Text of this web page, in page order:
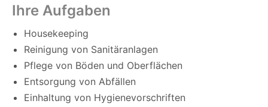
Ihre Aufgaben
Housekeeping
Reinigung von Sanitäranlagen
Pflege von Böden und Oberflächen
Entsorgung von Abfällen
Einhaltung von Hygienevorschriften